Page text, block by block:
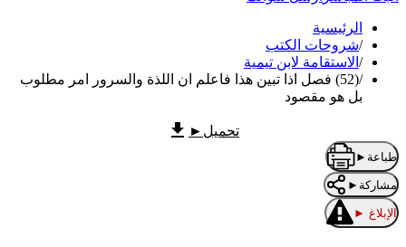
الرئيسية
/شروحات الكتب
/ الاستقامة لابن تيمية
/
(52) فصل اذا تبين هذا فاعلم ان اللذة والسرور امر مطلوب
بل هو مقصود
تحميل ►
طباعة ►
مشاركة ►
الإبلاغ ►